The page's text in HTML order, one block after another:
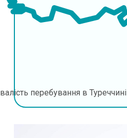
перебування в Туреччині